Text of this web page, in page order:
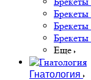
Брекеты
Еще
Гнатология